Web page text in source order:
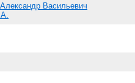
Васильевич